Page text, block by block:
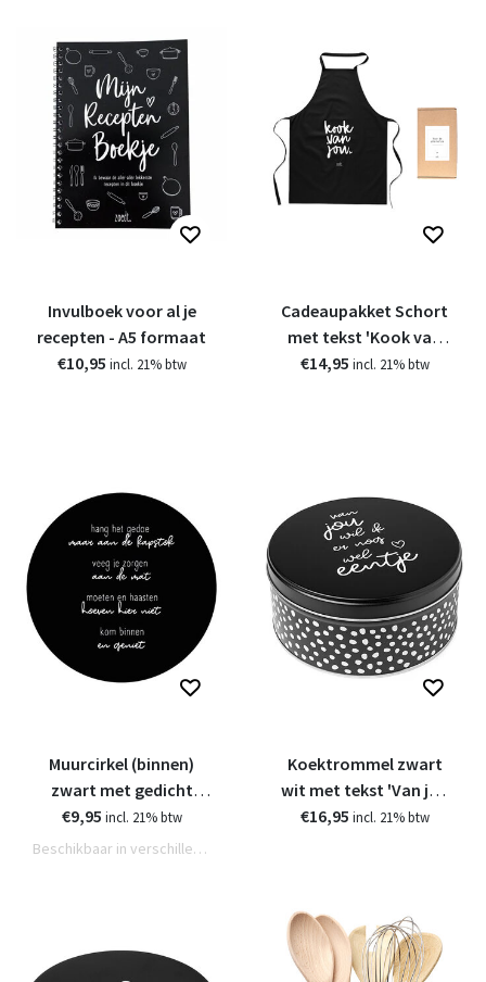
Invulboek voor al je
recepten - A5 formaat
€10,95 incl. 21% btw
Cadeaupakket Schort
met tekst 'Kook van
jou'
€14,95 incl. 21% btw
Muurcirkel (binnen)
zwart met gedicht
'Kom binnen en geniet'
- 3 formaten
€9,95 incl. 21% btw
Beschikbaar in verschillende varianten
Koektrommel zwart
wit met tekst 'Van jou
wil ik er nog wel eentje'
€16,95 incl. 21% btw